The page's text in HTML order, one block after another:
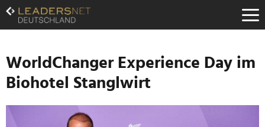
Zum
Inhalt
Zur
Navigation
Zur
Hauptnavigation
WorldChanger Experience Day im
Biohotel Stanglwirt